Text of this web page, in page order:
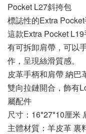
Pocket L27斜挎包
標誌性的Extra
這款Extra Pocket
有可拆卸肩帶，可以
作，呈現絲滑質感。
皮革手柄和肩帶 納巴
雙向拉鏈開合，飾有
屬配件
尺寸：16*27*10厘米
主體材質：羊皮革 裏